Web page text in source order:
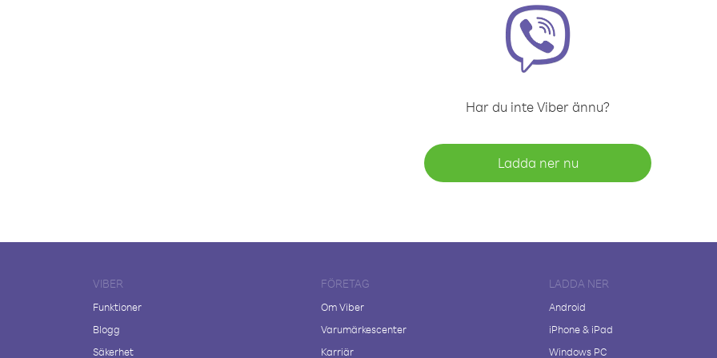
Har du inte Viber ännu?
Ladda ner nu
VIBER
Funktioner
Blogg
Säkerhet
FÖRETAG
Om Viber
Varumärkescenter
Karriär
LADDA NER
Android
iPhone & iPad
Windows PC